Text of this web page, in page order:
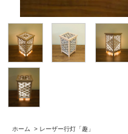
ホーム > レーザー行灯「趣」